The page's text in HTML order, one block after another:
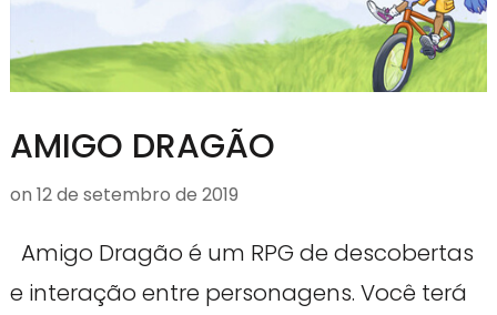
AMIGO DRAGÃO
on 12 de setembro de 2019
Amigo Dragão é um RPG de descobertas
e interação entre personagens. Você terá